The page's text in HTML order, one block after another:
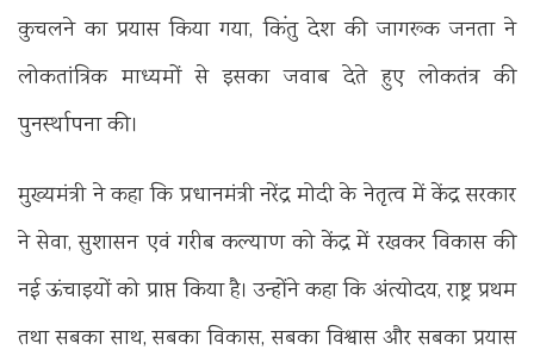
कुचलने का प्रयास किया गया, किंतु देश की जागरूक जनता ने
लोकतांत्रिक माध्यमों से इसका जवाब देते हुए लोकतंत्र की
पुनर्स्थापना की।
मुख्यमंत्री ने कहा कि प्रधानमंत्री नरेंद्र मोदी के नेतृत्व में केंद्र सरकार
ने सेवा, सुशासन एवं गरीब कल्याण को केंद्र में रखकर विकास की
नई ऊंचाइयों को प्राप्त किया है। उन्होंने कहा कि अंत्योदय, राष्ट्र प्रथम
तथा सबका साथ, सबका विकास, सबका विश्वास और सबका प्रयास